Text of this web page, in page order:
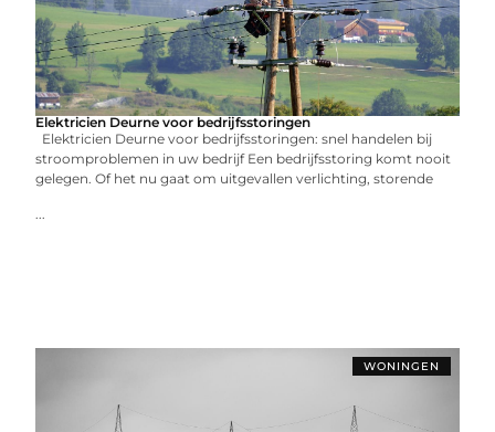
Elektricien Deurne voor bedrijfsstoringen
Elektricien Deurne voor bedrijfsstoringen: snel handelen bij
stroomproblemen in uw bedrijf Een bedrijfsstoring komt nooit
gelegen. Of het nu gaat om uitgevallen verlichting, storende
...
WONINGEN